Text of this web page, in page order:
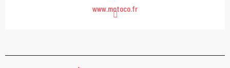
www.motoco.fr